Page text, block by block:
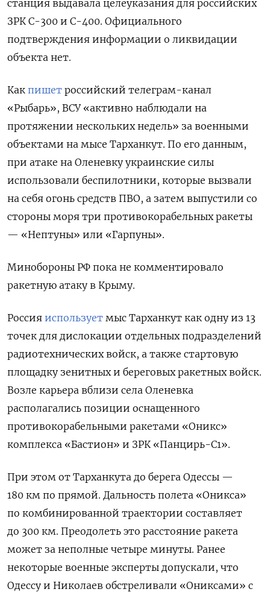
станция выдавала целеуказания для российских
ЗРК С-300 и С-400. Официального
подтверждения информации о ликвидации
объекта нет.
Как пишет российский телеграм-канал
«Рыбарь», ВСУ «активно наблюдали на
протяжении нескольких недель» за военными
объектами на мысе Тарханкут. По его данным,
при атаке на Оленевку украинские силы
использовали беспилотники, которые вызвали
на себя огонь средств ПВО, а затем выпустили со
стороны моря три противокорабельных ракеты
— «Нептуны» или «Гарпуны».
Минобороны РФ пока не комментировало
ракетную атаку в Крыму.
Россия использует мыс Тарханкут как одну из 13
точек для дислокации отдельных подразделений
радиотехнических войск, а также стартовую
площадку зенитных и береговых ракетных войск.
Возле карьера вблизи села Оленевка
располагались позиции оснащенного
противокорабельными ракетами «Оникс»
комплекса «Бастион» и ЗРК «Панцирь-С1».
При этом от Тарханкута до берега Одессы —
180 км по прямой. Дальность полета «Оникса»
по комбинированной траектории составляет
до 300 км. Преодолеть это расстояние ракета
может за неполные четыре минуты. Ранее
некоторые военные эксперты допускали, что
Одессу и Николаев обстреливали «Ониксами» с